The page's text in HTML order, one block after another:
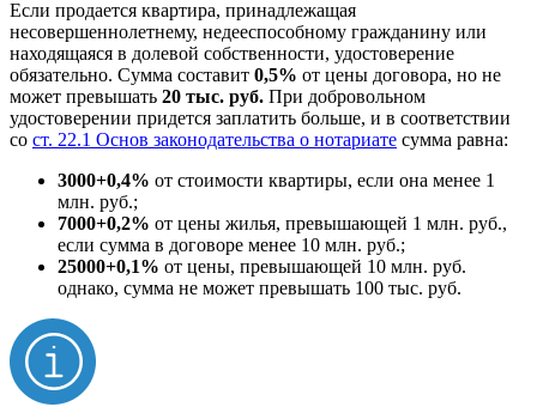
Если продается квартира, принадлежащая
несовершеннолетнему, недееспособному гражданину или
находящаяся в долевой собственности, удостоверение
обязательно. Сумма составит 0,5% от цены договора, но не
может превышать 20 тыс. руб. При добровольном
удостоверении придется заплатить больше, и в соответствии
со ст. 22.1 Основ законодательства о нотариате сумма равна:
3000+0,4% от стоимости квартиры, если она менее 1
млн. руб.;
7000+0,2% от цены жилья, превышающей 1 млн. руб.,
если сумма в договоре менее 10 млн. руб.;
25000+0,1% от цены, превышающей 10 млн. руб.
однако, сумма не может превышать 100 тыс. руб.